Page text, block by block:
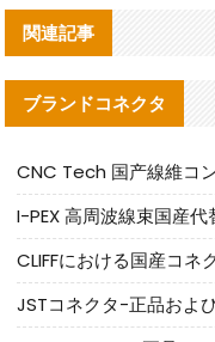
関連記事
ブランドコネクタ
I-PEX 高周波線束国産
CLIFFにおける国産コネ